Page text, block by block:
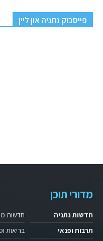
פייסבוק נתניה און ליין
מדורי תוכן
חדשות נתניה
תרבות ופנאי
חדשות
בריאות